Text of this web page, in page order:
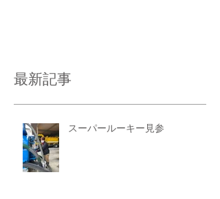
最新記事
スーパールーキー見参